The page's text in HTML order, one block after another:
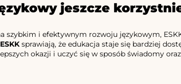
jeszcze
szybkim i efektywnym rozwoju językowym,
sprawiają, że edukacja staje się bardziej
okazji i uczyć się w sposób świadomy